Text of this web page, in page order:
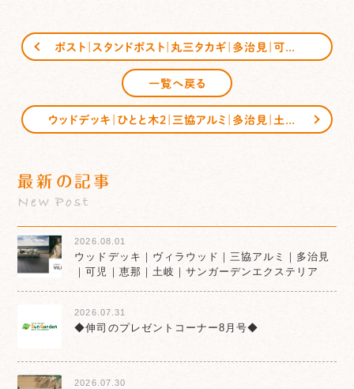
一覧へ戻る
最新の記事
New Post
2026.08.01
ウッドデッキ｜ヴィラウッド｜三協アルミ｜多治見
｜可児｜恵那｜土岐｜サンガーデンエクステリア
2026.07.31
◆伸司のプレゼントコーナー8月号◆
2026.07.30